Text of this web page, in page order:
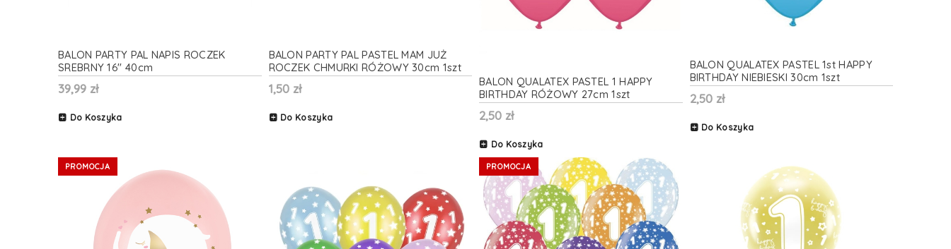
BALON PARTY PAL NAPIS ROCZEK
SREBRNY 16'' 40cm
39,99 zł
Do Koszyka
BALON PARTY PAL PASTEL MAM JUŻ
ROCZEK CHMURKI RÓŻOWY 30cm 1szt
1,50 zł
Do Koszyka
BALON QUALATEX PASTEL 1 HAPPY
BIRTHDAY RÓŻOWY 27cm 1szt
2,50 zł
Do Koszyka
BALON QUALATEX PASTEL 1st HAPPY
BIRTHDAY NIEBIESKI 30cm 1szt
2,50 zł
Do Koszyka
PROMOCJA PROMOCJA